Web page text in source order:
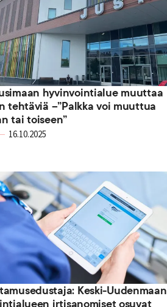
hyvinvointialue muuttaa
tehtäviä –”Palkka voi muuttua
tai toiseen”
16.10.2025
Keski-Uudenmaan
irtisanomiset osuvat